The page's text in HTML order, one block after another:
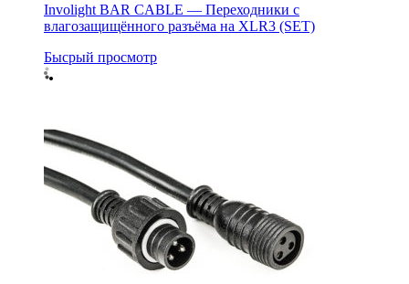
Involight BAR CABLE — Переходники с
влагозащищённого разъёма на XLR3 (SET)
Бысрый просмотр